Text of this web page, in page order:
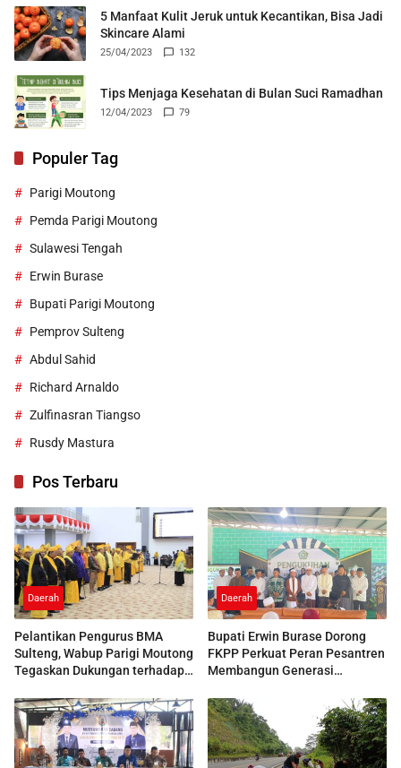
5 Manfaat Kulit Jeruk untuk Kecantikan, Bisa Jadi
Skincare Alami
25/04/2023 132
Tips Menjaga Kesehatan di Bulan Suci Ramadhan
12/04/2023 79
Populer Tag
Parigi Moutong
Pemda Parigi Moutong
Sulawesi Tengah
Erwin Burase
Bupati Parigi Moutong
Pemprov Sulteng
Abdul Sahid
Richard Arnaldo
Zulfinasran Tiangso
Rusdy Mastura
Pos Terbaru
Daerah
Pelantikan Pengurus BMA
Sulteng, Wabup Parigi Moutong
Tegaskan Dukungan terhadap
Daerah
Bupati Erwin Burase Dorong
FKPP Perkuat Peran Pesantren
Membangun Generasi